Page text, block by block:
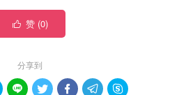
 赞 (0)
分享到
    